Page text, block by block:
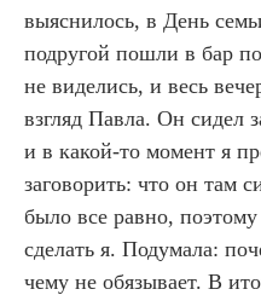
выяснилось, в День
подругой пошли в бар
не виделись, и весь
взгляд Павла. Он сидел
и в какой-то момент я
заговорить: что он там
было все равно,
сделать я. Подумала:
чему не обязывает. В